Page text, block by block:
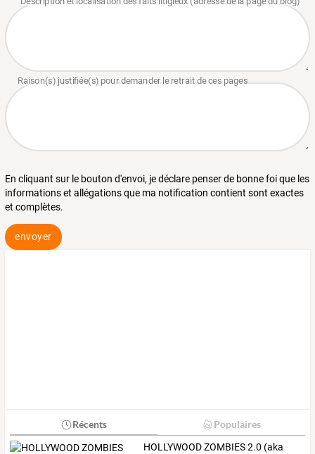
En cliquant sur le bouton d'envoi, je déclare penser de bonne foi que les
informations et allégations que ma notification contient sont exactes
et complètes.
envoyer
Récents Populaires
HOLLYWOOD ZOMBIES 2.0 (aka